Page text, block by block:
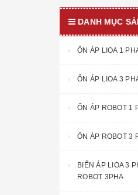
DANH MỤC
ỔN ÁP LIOA 1
ỔN ÁP LIOA 3
ỔN ÁP ROBOT 1
ỔN ÁP ROBOT 3
BIẾN ÁP LIOA 3
ROBOT 3PHA